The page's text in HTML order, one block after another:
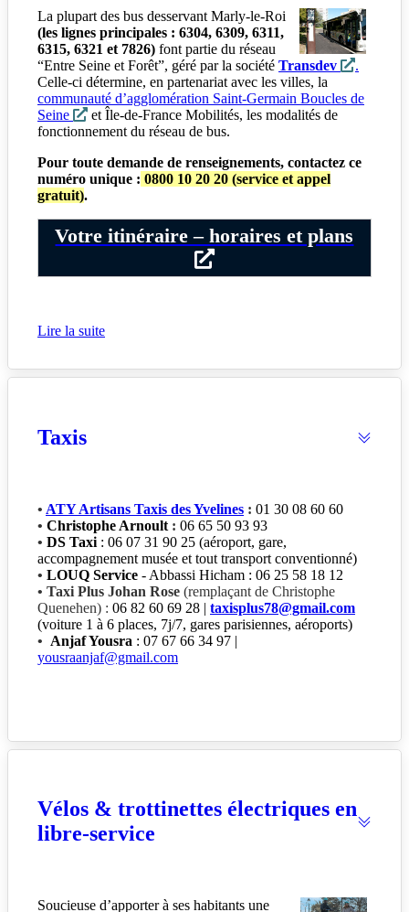
La plupart des bus desservant Marly-le-Roi
(les lignes principales : 6304, 6309, 6311,
6315, 6321 et 7826) font partie du réseau
“Entre Seine et Forêt”, géré par la société Transdev
.
Celle-ci détermine, en partenariat avec les villes, la
communauté d’agglomération Saint-Germain Boucles de
Seine
et Île-de-France Mobilités, les modalités de
fonctionnement du réseau de bus.
Pour toute demande de renseignements, contactez ce
numéro unique : 0800 10 20 20 (service et appel
gratuit).
Votre itinéraire – horaires et plans
Lire la suite
Taxis
• ATY Artisans Taxis des Yvelines : 01 30 08 60 60
• Christophe Arnoult : 06 65 50 93 93
• DS Taxi : 06 07 31 90 25 (aéroport, gare,
accompagnement musée et tout transport conventionné)
• LOUQ Service - Abbassi Hicham : 06 25 58 18 12
• Taxi Plus Johan Rose (remplaçant de Christophe
Quenehen) : 06 82 60 69 28 | taxisplus78@gmail.com
(voiture 1 à 6 places, 7j/7, gares parisiennes, aéroports)
• Anjaf Yousra : 07 67 66 34 97 |
yousraanjaf@gmail.com
Vélos & trottinettes électriques en
libre-service
Soucieuse d’apporter à ses habitants une